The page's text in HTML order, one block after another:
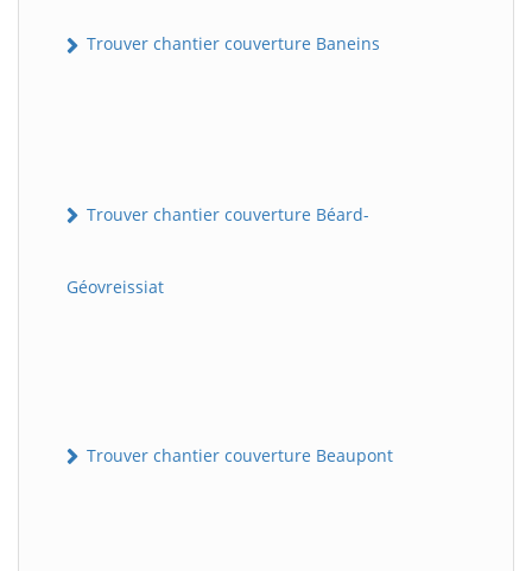
Trouver chantier couverture Baneins
Trouver chantier couverture Béard-
Géovreissiat
Trouver chantier couverture Beaupont